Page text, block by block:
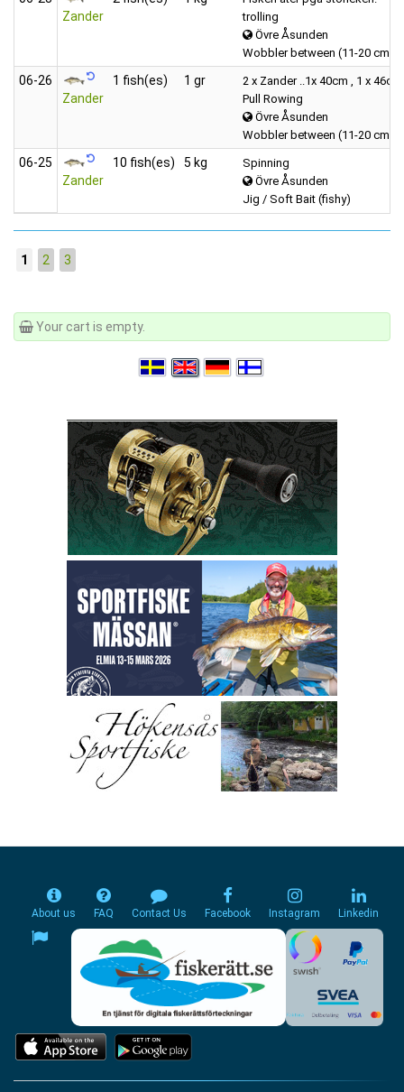
Zander
trolling
Övre Åsunden
Wobbler between (11-20 cm)
06‑26
Zander
1 fish(es) 1 gr
2 x Zander ..1x 40cm , 1 x 46cm
Pull Rowing
Övre Åsunden
Wobbler between (11-20 cm)
06‑25
Zander
10 fish(es) 5 kg
Spinning
Övre Åsunden
Jig / Soft Bait (fishy)
1 2 3
Your cart is empty.
About us FAQ Contact Us Facebook Instagram Linkedin